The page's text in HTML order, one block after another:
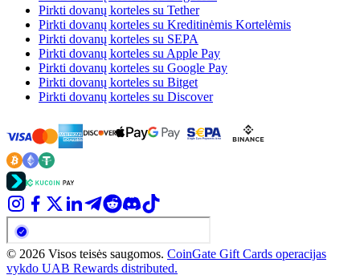
Pirkti dovanų korteles su Tether
Pirkti dovanų korteles su Kreditinėmis Kortelėmis
Pirkti dovanų korteles su SEPA
Pirkti dovanų korteles su Apple Pay
Pirkti dovanų korteles su Google Pay
Pirkti dovanų korteles su Bitget
Pirkti dovanų korteles su Discover
© 2026 Visos teisės saugomos. CoinGate Gift Cards operacijas
vykdo UAB Rewards distributed.